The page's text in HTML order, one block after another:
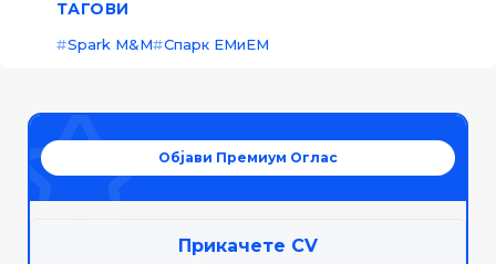
ТАГОВИ
Spark M&M Спарк ЕМиЕМ
Објави Премиум Оглас
Прикачете CV